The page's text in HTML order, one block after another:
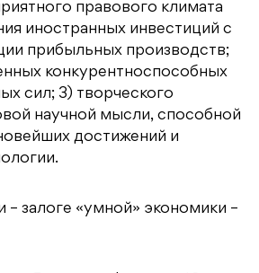
правового климата
иностранных инвестиций с
прибыльных производств;
конкурентноспособных
сил; 3) творческого
научной мысли, способной
достижений и
залоге «умной» экономики –